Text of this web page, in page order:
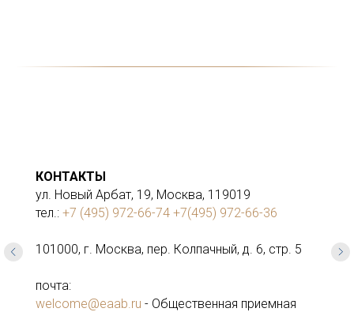
КОНТАКТЫ
ул. Новый Арбат, 19, Москва, 119019
тел.: +7 (495) 972-66-74 +7(495) 972-66-36
101000, г. Москва, пер. Колпачный, д. 6, стр. 5
почта:
welcome@eaab.ru - Общественная приемная